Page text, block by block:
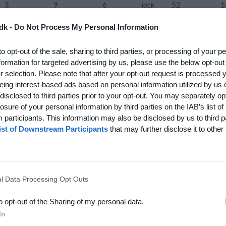
- Do Not Process My Personal Information
opt-out of the sale, sharing to third parties, or processing of your
for targeted advertising by us, please use the below opt-
selection. Please note that after your opt-out request is processed
interest-based ads based on personal information utilized by us
to third parties prior to your opt-out. You may separately
of your personal information by third parties on the IAB’s list of
participants. This information may also be disclosed by us to third
of Downstream Participants that may further disclose it to other
Data Processing Opt Outs
opt-out of the Sharing of my personal data.
3 9 6 lock 52
VUNDNE
KAMPE
VUNDNE
SÆT
TABTE
SÆT
180
HØJESTE
LUKKER
2 10 8 lock 60 19
0 5 12 lock 58
1 6 9 lock 57